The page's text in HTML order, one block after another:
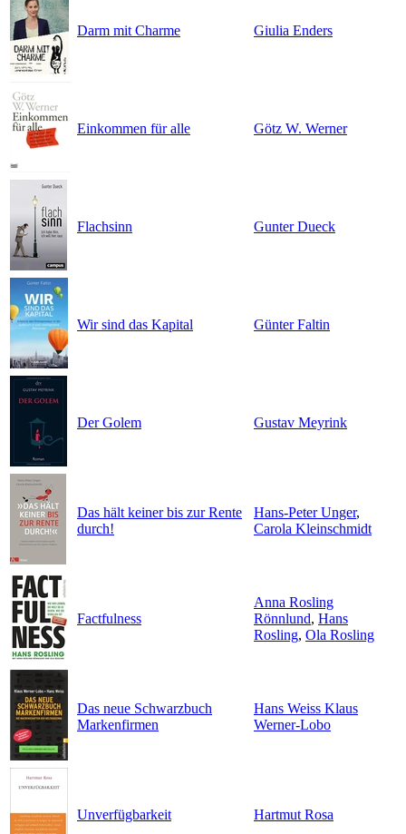
Darm mit Charme Giulia Enders
Einkommen für alle Götz W. Werner
Flachsinn Gunter Dueck
Wir sind das Kapital Günter Faltin
Der Golem Gustav Meyrink
Das hält keiner bis zur Rente
durch!
Hans-Peter Unger,
Carola Kleinschmidt
Factfulness
Anna Rosling
Rönnlund, Hans
Rosling, Ola Rosling
Das neue Schwarzbuch
Markenfirmen
Hans Weiss Klaus
Werner-Lobo
Unverfügbarkeit Hartmut Rosa